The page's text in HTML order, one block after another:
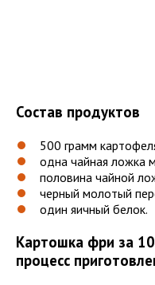
Состав продуктов
500 грамм
одна чайная ложка
половина чайной
черный молотый
один яичный белок.
Картошка фри за
процесс